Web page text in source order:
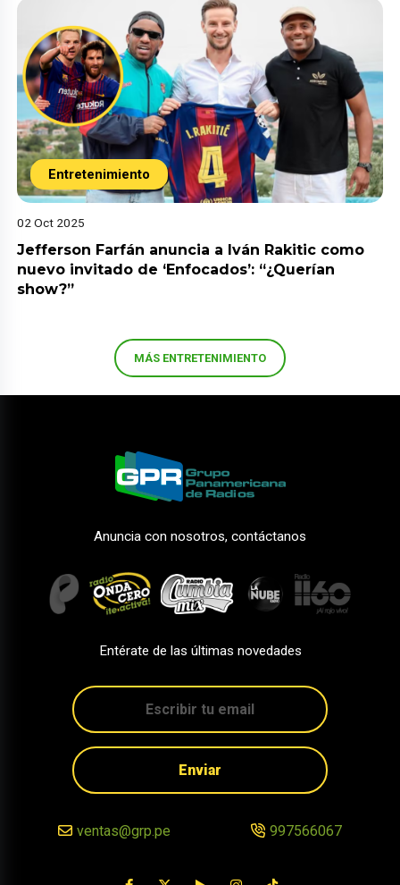
Entretenimiento
02 Oct 2025
Jefferson Farfán anuncia a Iván Rakitic como
nuevo invitado de ‘Enfocados’: “¿Querían
show?”
MÁS ENTRETENIMIENTO
Anuncia con nosotros, contáctanos
Entérate de las últimas novedades
Enviar
ventas@grp.pe 997566067